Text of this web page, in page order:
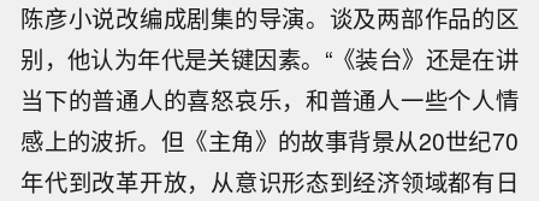
陈彦小说改编成剧集的导演。谈及两部作品的区
别，他认为年代是关键因素。“《装台》还是在讲
当下的普通人的喜怒哀乐，和普通人一些个人情
感上的波折。但《主角》的故事背景从20世纪70
年代到改革开放，从意识形态到经济领域都有日